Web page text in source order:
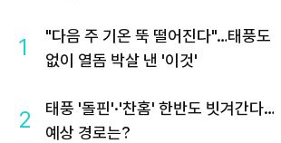
1
"다음 주 기온 뚝 떨어진다"…태풍도
없이 열돔 박살 낸 '이것'
2
태풍 '돌핀'·'찬홈' 한반도 빗겨간다…
예상 경로는?